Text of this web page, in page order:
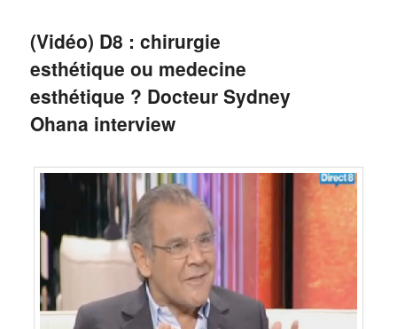
(Vidéo) D8 : chirurgie
esthétique ou medecine
esthétique ? Docteur Sydney
Ohana interview